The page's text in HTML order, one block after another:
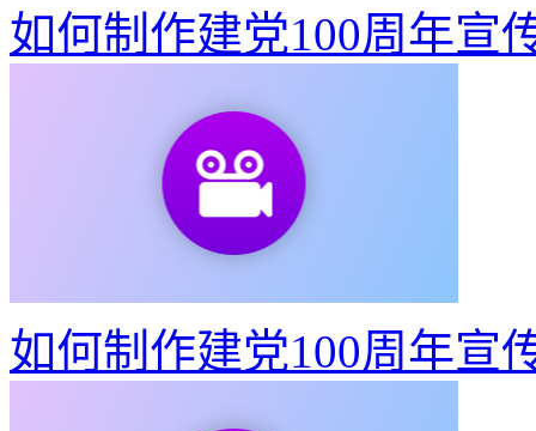
如何制作建党100周年宣
如何制作建党100周年宣